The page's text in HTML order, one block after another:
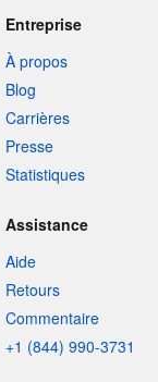
Entreprise
À propos
Blog
Carrières
Presse
Statistiques
Assistance
Aide
Retours
Commentaire
+1 (844) 990-3731